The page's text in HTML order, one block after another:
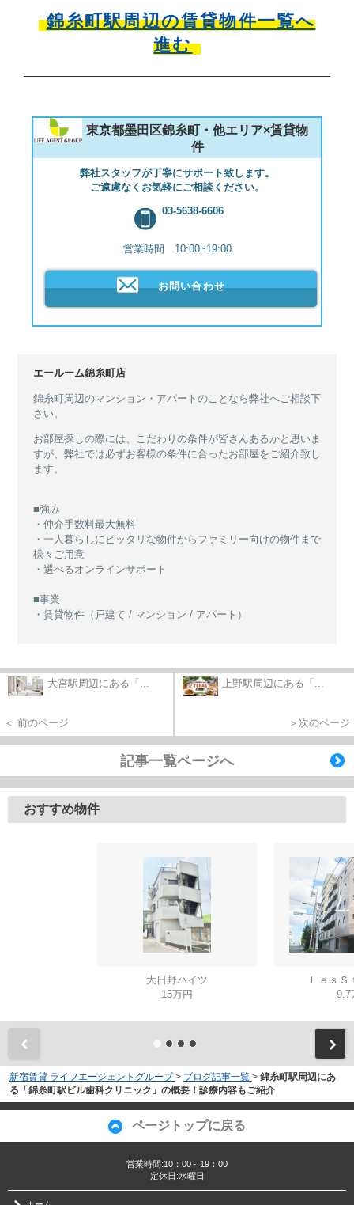
錦糸町駅周辺の賃貸物件一覧へ
進む
東京都墨田区錦糸町・他エリア×賃貸物
件
弊社スタッフが丁寧にサポート致します。
ご遠慮なくお気軽にご相談ください。
03-5638-6606
営業時間 10:00~19:00
お問い合わせ
エールーム錦糸町店
錦糸町周辺のマンション・アパートのことなら弊社へご相談下
さい。
お部屋探しの際には、こだわりの条件が皆さんあるかと思いま
すが、弊社では必ずお客様の条件に合ったお部屋をご紹介致し
ます。
■強み
・仲介手数料最大無料
・一人暮らしにピッタリな物件からファミリー向けの物件まで
様々ご用意
・選べるオンラインサポート
■事業
・賃貸物件（戸建て / マンション / アパート）
大宮駅周辺にある「...
＜ 前のページ
上野駅周辺にある「...
＞次のページ
記事一覧ページへ
おすすめ物件
大日野ハイツ
15万円
ＬｅｓＳ
9.7
新宿賃貸 ライフエージェントグループ > ブログ記事一覧 > 錦糸町駅周辺にあ
る「錦糸町駅ビル歯科クリニック」の概要！診療内容もご紹介
ページトップに戻る
営業時間:10：00～19：00
定休日:水曜日